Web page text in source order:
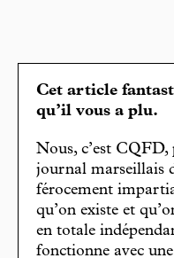
Cet article
qu’il vous a plu.
Nous, c’est
journal marseillais
férocement
qu’on existe et
en totale
fonctionne avec